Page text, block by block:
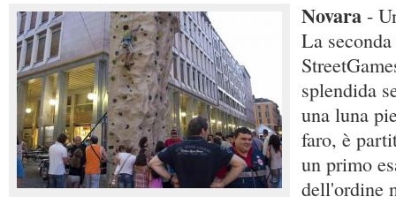
Novara -
La
splendida
una luna
faro, è
un primo
dell'ordine